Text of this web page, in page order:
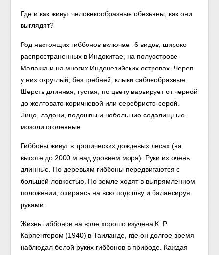
Где и как живут человекообразные обезьяны, как они
выглядят?
Род настоящих гиббонов включает 6 видов, широко
распространенных в Индокитае, на полуострове
Малакка и на многих Индонезийских островах. Череп
у них округлый, без гребней, клыки саблеобразные.
Шерсть длинная, густая, по цвету варьирует от черной
до желтовато-коричневой или серебристо-серой.
Лицо, ладони, подошвы и небольшие седалищные
мозоли оголенные.
Гиббоны живут в тропических дождевых лесах (на
высоте до 2000 м над уровнем моря). Руки их очень
длинные. По деревьям гиббоны передвигаются с
большой ловкостью. По земле ходят в выпрямленном
положении, опираясь на всю подошву и балансируя
руками.
Жизнь гиббонов на воле хорошо изучена К. Р.
Карпентером (1940) в Таиланде, где он долгое время
наблюдал белой руких гиббонов в природе. Каждая